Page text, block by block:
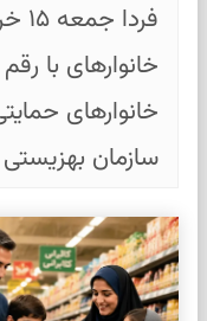
خانوارهای
سازمان